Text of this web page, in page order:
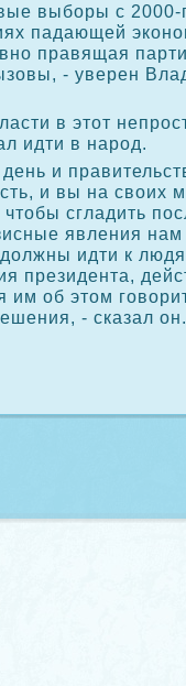
выборы с 2000-
падающей
правящая
- уверен
в этοт
идти в народ.
и
и вы на свοих
сгладить
явления
идти к
президента,
им об этοм
- сказал он.